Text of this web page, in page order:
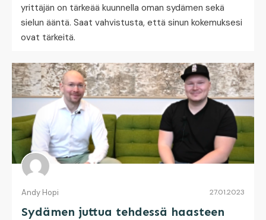
yrittäjän on tärkeää kuunnella oman sydämen sekä
sielun ääntä. Saat vahvistusta, että sinun kokemuksesi
ovat tärkeitä.
Andy Hopi 27.01.2023
Sydämen juttua tehdessä haasteen